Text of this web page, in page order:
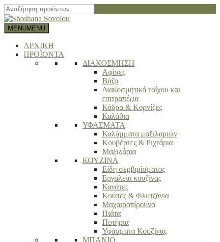
MENUMENU
ΑΡΧΙΚΗ
ΠΡΟΪΟΝΤΑ
ΔΙΑΚΟΣΜΗΣΗ
Αφίσες
Βάζα
Διακοσμητικά τοίχου και
επιτραπέζια
Κάδρα & Κορνίζες
Καλάθια
ΥΦΑΣΜΑΤΑ
Καλύμματα μαξιλαριών
Κουβέρτες & Ριχτάρια
Μαξιλάρια
ΚΟΥΖΙΝΑ
Είδη σερβιρίσματος
Εργαλεία κουζίνας
Κανάτες
Κούπες & Φλυτζάνια
Μαχαιροπίρουνα
Πιάτα
Ποτήρια
Υφάσματα Κουζίνας
ΜΠΑΝΙΟ